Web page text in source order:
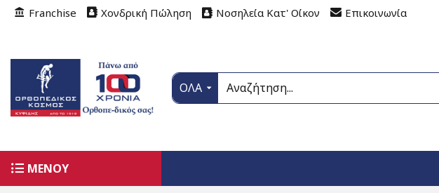
Franchise Χονδρική Πώληση Νοσηλεία Κατ' Οίκον Επικοινωνία
ΟΛΑ
ΜΕΝΟΥ